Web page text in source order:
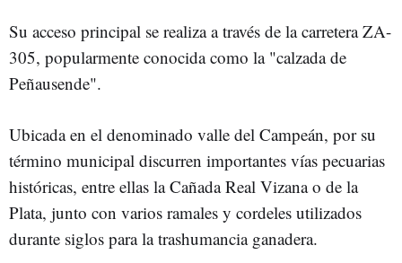
Su acceso principal se realiza a través de la carretera ZA-
305, popularmente conocida como la "calzada de
Peñausende".
Ubicada en el denominado valle del Campeán, por su
término municipal discurren importantes vías pecuarias
históricas, entre ellas la Cañada Real Vizana o de la
Plata, junto con varios ramales y cordeles utilizados
durante siglos para la trashumancia ganadera.